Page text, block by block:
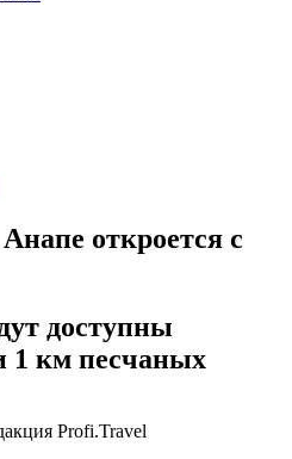
откроется с
доступны
1 км песчаных
Profi.Travel